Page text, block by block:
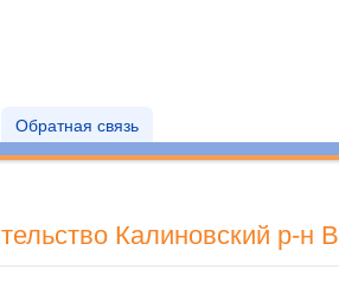
Обратная связь
Калиновский р-н